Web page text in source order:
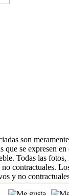
son
que se expresen
Todas las
contractuales.
y no